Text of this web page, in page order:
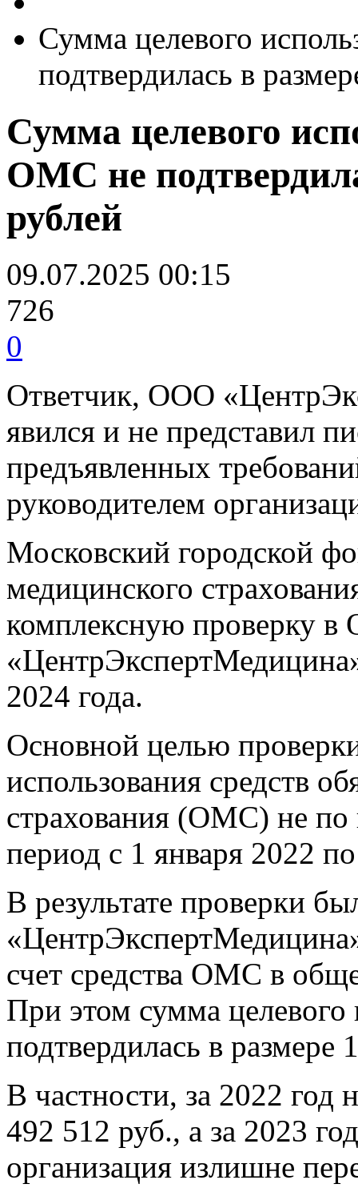
Сумма целевого
подтвердилась в
Сумма целевого
ОМС не
рублей
09.07.2025 00:15
726
0
Ответчик, ООО
явился и не представил
предъявленных
руководителем
Московский городской
медицинского
комплексную проверку
2024 года.
Основной целью
использования средств
страхования (ОМС) не по
период с 1 января 2022
В результате проверки
счет средства ОМС в
При этом сумма целевого
подтвердилась в размере
В частности, за 2022 год
492 512 руб., а за 2023
организация излишне